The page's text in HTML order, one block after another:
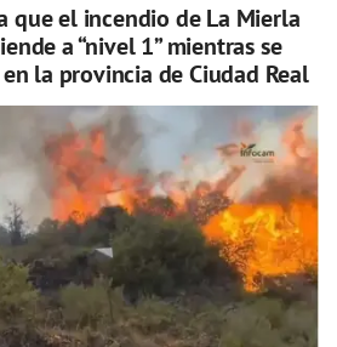
que el incendio de La Mierla
a “nivel 1” mientras se
la provincia de Ciudad Real